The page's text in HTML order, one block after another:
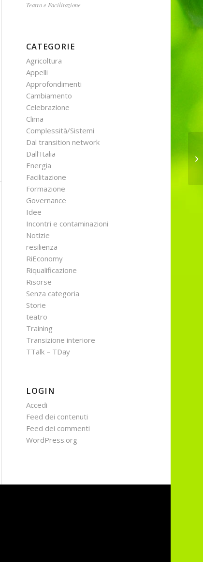
Teatro e Facilitazione
CATEGORIE
Agricoltura
Appelli
Approfondimenti
Cambiamento
Celebrazione
Clima
Complessità/Sistemi
Dal transition network
Dall'Italia
Energia
Facilitazione
Formazione
Governance
Idee
Incontri e contaminazioni
Notizie
resilienza
RiEconomy
Riqualificazione
Risorse
Senza categoria
Storie
teatro
Training
Transizione interiore
TTalk – TDay
LOGIN
Accedi
Feed dei contenuti
Feed dei commenti
WordPress.org